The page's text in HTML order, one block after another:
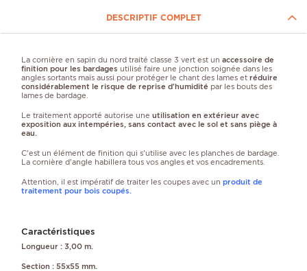
DESCRIPTIF COMPLET
La cornière en sapin du nord traité classe 3 vert est un accessoire de
finition pour les bardages utilisé faire une jonction soignée dans les
angles sortants mais aussi pour protéger le chant des lames et réduire
considérablement le risque de reprise d'humidité par les bouts des
lames de bardage.
Le traitement apporté autorise une utilisation en extérieur avec
exposition aux intempéries, sans contact avec le sol et sans piège à
eau.
C'est un élément de finition qui s'utilise avec les planches de bardage.
La cornière d'angle habillera tous vos angles et vos encadrements.
Attention, il est impératif de traiter les coupes avec un produit de
traitement pour bois coupés.
Caractéristiques
Longueur : 3,00 m.
Section : 55x55 mm.